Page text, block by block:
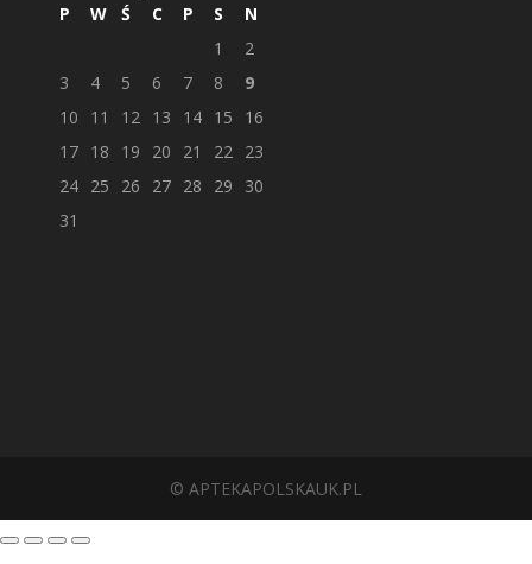
P W Ś C P S
N
1
2
3
4 5 6 7 8
9
10
11 12 13 14 15
16
17 18 19 20 21 22 23
24 25 26 27 28 29
30
31
© APTEKAPOLSKAUK.PL